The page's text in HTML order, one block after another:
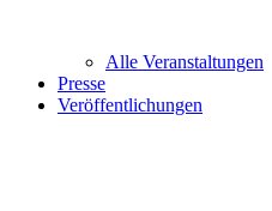
Alle Veranstaltungen
Presse
Veröffentlichungen